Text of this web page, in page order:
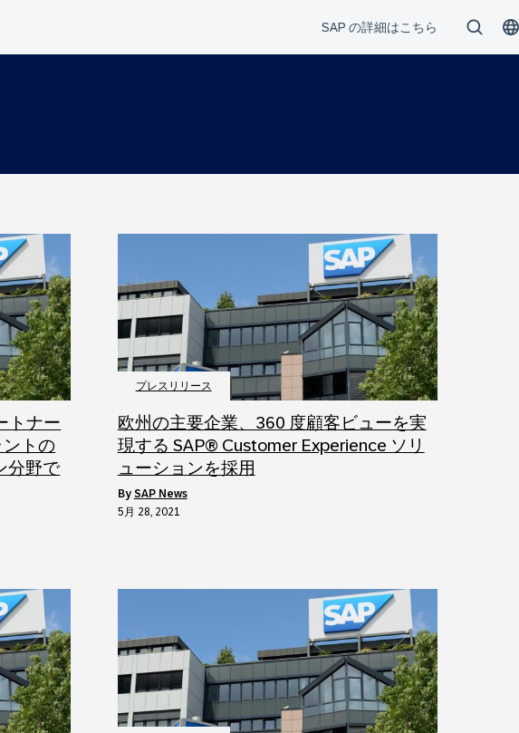
トナー
トの
分野で
プレスリリース
欧州の主要企業、360 度顧客ビューを実
現する SAP® Customer Experience ソリ
ューションを採用
by SAP News
5月 28, 2021